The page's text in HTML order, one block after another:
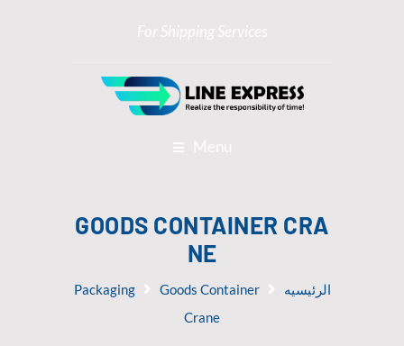
For Shipping Services
Menu
GOODS CONTAINER CRA
NE
الرئيسيه Packaging
Goods Container
Crane